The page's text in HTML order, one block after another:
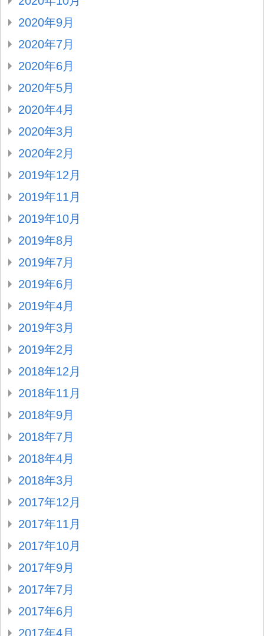
2020年9月
2020年7月
2020年6月
2020年5月
2020年4月
2020年3月
2020年2月
2019年12月
2019年11月
2019年10月
2019年8月
2019年7月
2019年6月
2019年4月
2019年3月
2019年2月
2018年12月
2018年11月
2018年9月
2018年7月
2018年4月
2018年3月
2017年12月
2017年11月
2017年10月
2017年9月
2017年7月
2017年6月
2017年4月